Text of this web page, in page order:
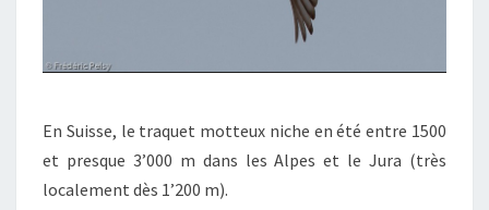
En Suisse, le traquet motteux niche en été entre 1500
et presque 3’000 m dans les Alpes et le Jura (très
localement dès 1’200 m).